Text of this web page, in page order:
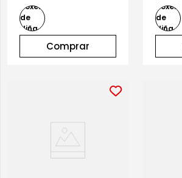
Comprar